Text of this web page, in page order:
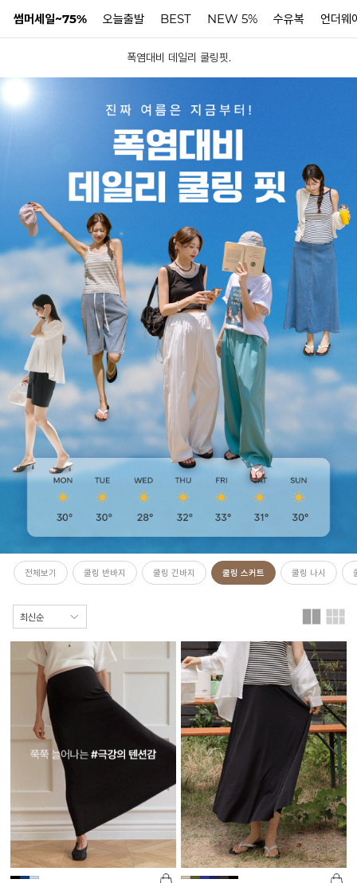
썸머세일~75% 오늘출발 BEST NEW 5% 수유복 언더웨
폭염대비 데일리 쿨링핏.
전체보기 쿨링 반바지 쿨링 긴바지 쿨링 스커트 쿨링 나시